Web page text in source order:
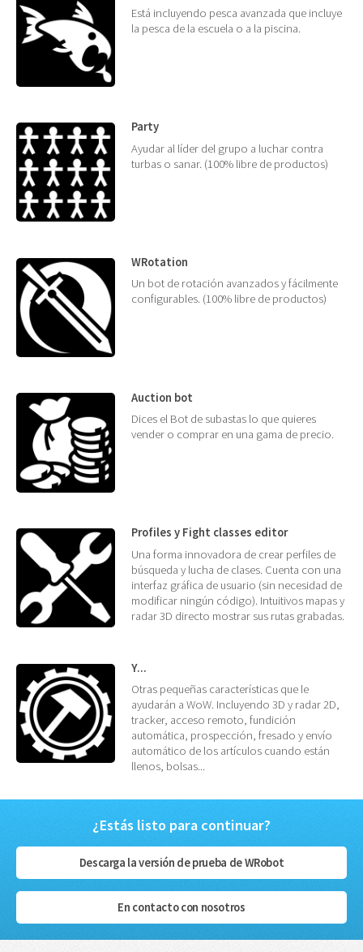
Está incluyendo pesca avanzada que incluye
la pesca de la escuela o a la piscina.
Party
Ayudar al líder del grupo a luchar contra
turbas o sanar. (100% libre de productos)
WRotation
Un bot de rotación avanzados y fácilmente
configurables. (100% libre de productos)
Auction bot
Dices el Bot de subastas lo que quieres
vender o comprar en una gama de precio.
Profiles y Fight classes editor
Una forma innovadora de crear perfiles de
búsqueda y lucha de clases. Cuenta con una
interfaz gráfica de usuario (sin necesidad de
modificar ningún código). Intuitivos mapas y
radar 3D directo mostrar sus rutas grabadas.
Y...
Otras pequeñas características que le
ayudarán a WoW. Incluyendo 3D y radar 2D,
tracker, acceso remoto, fundición
automática, prospección, fresado y envío
automático de los artículos cuando están
llenos, bolsas...
¿Estás listo para continuar?
Descarga la versión de prueba de WRobot
En contacto con nosotros